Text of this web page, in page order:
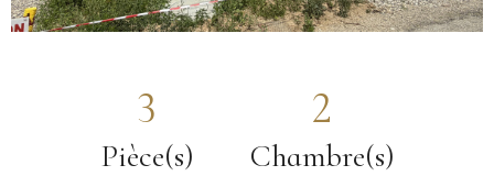
3
Pièce(s)
2
Chambre(s)